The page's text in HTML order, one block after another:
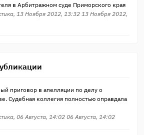
в Арбитражном суде Приморского края
13 Ноября 2012, 13:32 13 Ноября 2012,
приговор в апелляции по делу о
Судебная коллегия полностью оправдала
06 Августа, 14:02 06 Августа, 14:02